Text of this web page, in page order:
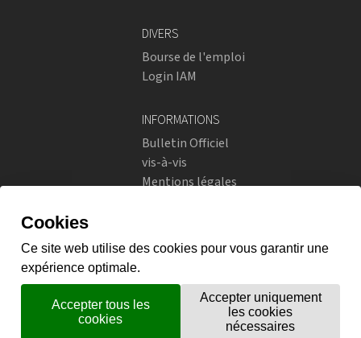
DIVERS
Bourse de l'emploi
Login IAM
INFORMATIONS
Bulletin Officiel
vis-à-vis
Mentions légales
Instagram
flickr